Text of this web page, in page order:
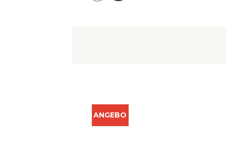
ANGEBO